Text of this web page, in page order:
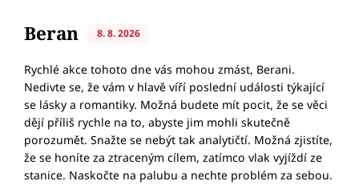
Beran 8. 8. 2026
Rychlé akce tohoto dne vás mohou zmást, Berani.
Nedivte se, že vám v hlavě víří poslední události týkající
se lásky a romantiky. Možná budete mít pocit, že se věci
dějí příliš rychle na to, abyste jim mohli skutečně
porozumět. Snažte se nebýt tak analytičtí. Možná zjistíte,
že se honíte za ztraceným cílem, zatímco vlak vyjíždí ze
stanice. Naskočte na palubu a nechte problém za sebou.